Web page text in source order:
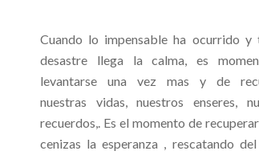
Cuando lo impensable ha ocurrido y
desastre llega la calma, es
levantarse una vez mas y de
nuestras vidas, nuestros enseres,
recuerdos,. Es el momento de
cenizas la esperanza , rescatando